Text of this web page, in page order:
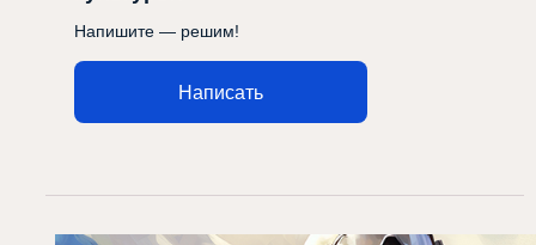
Напишите — решим!
Написать